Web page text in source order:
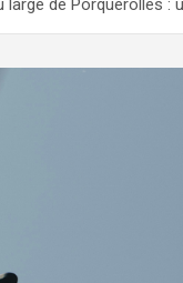
large de Porquerolles :